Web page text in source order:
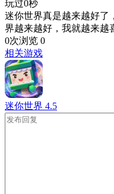
玩过0秒
迷你世界真是越来越好了
界越来越好，我就越来越
0次浏览 0
相关游戏
迷你世界 4.5